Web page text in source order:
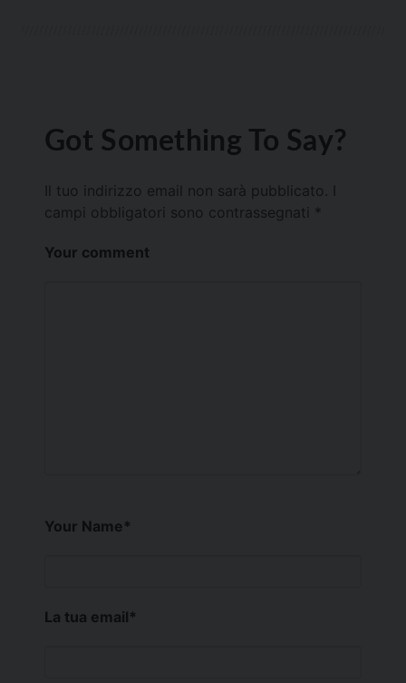
Got Something To Say?
Il tuo indirizzo email non sarà pubblicato.
campi obbligatori sono contrassegnati *
Your comment
Your Name*
La tua email*